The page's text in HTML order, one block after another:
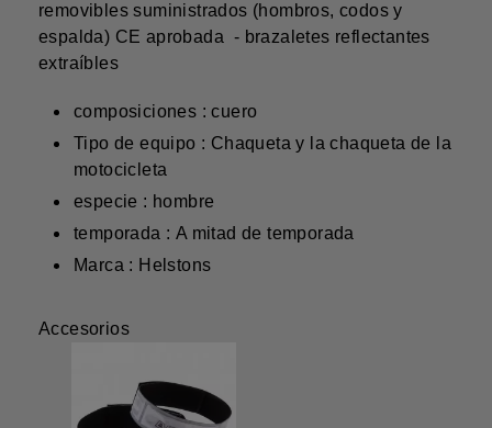
removibles suministrados (hombros, codos y
espalda) CE aprobada - brazaletes reflectantes
extraíbles
composiciones : cuero
Tipo de equipo : Chaqueta y la chaqueta de la
motocicleta
especie : hombre
temporada : A mitad de temporada
Marca : Helstons
Accesorios